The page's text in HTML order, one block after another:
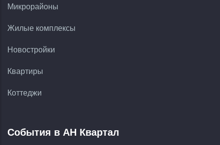
Микрорайоны
Жилые комплексы
Новостройки
Квартиры
Коттеджи
События в АН Квартал